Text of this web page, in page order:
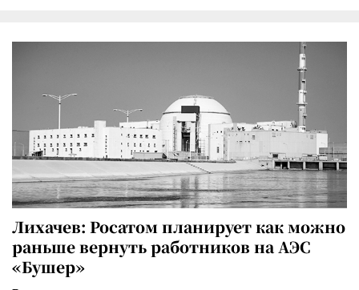
Лихачев: Росатом планирует как можно
раньше вернуть работников на АЭС
«Бушер»